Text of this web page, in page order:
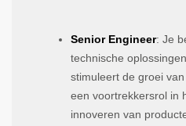
Senior Engineer: Je
technische
stimuleert de groei
een voortrekkersrol in
innoveren van